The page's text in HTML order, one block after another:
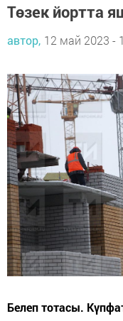
Төзек йортта
автор, 12 май 2023 -
Белеп тотасы.